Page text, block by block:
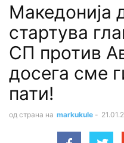
Maкедонија
стартува
СП против
досега сме
пати!
од страна на markukule -